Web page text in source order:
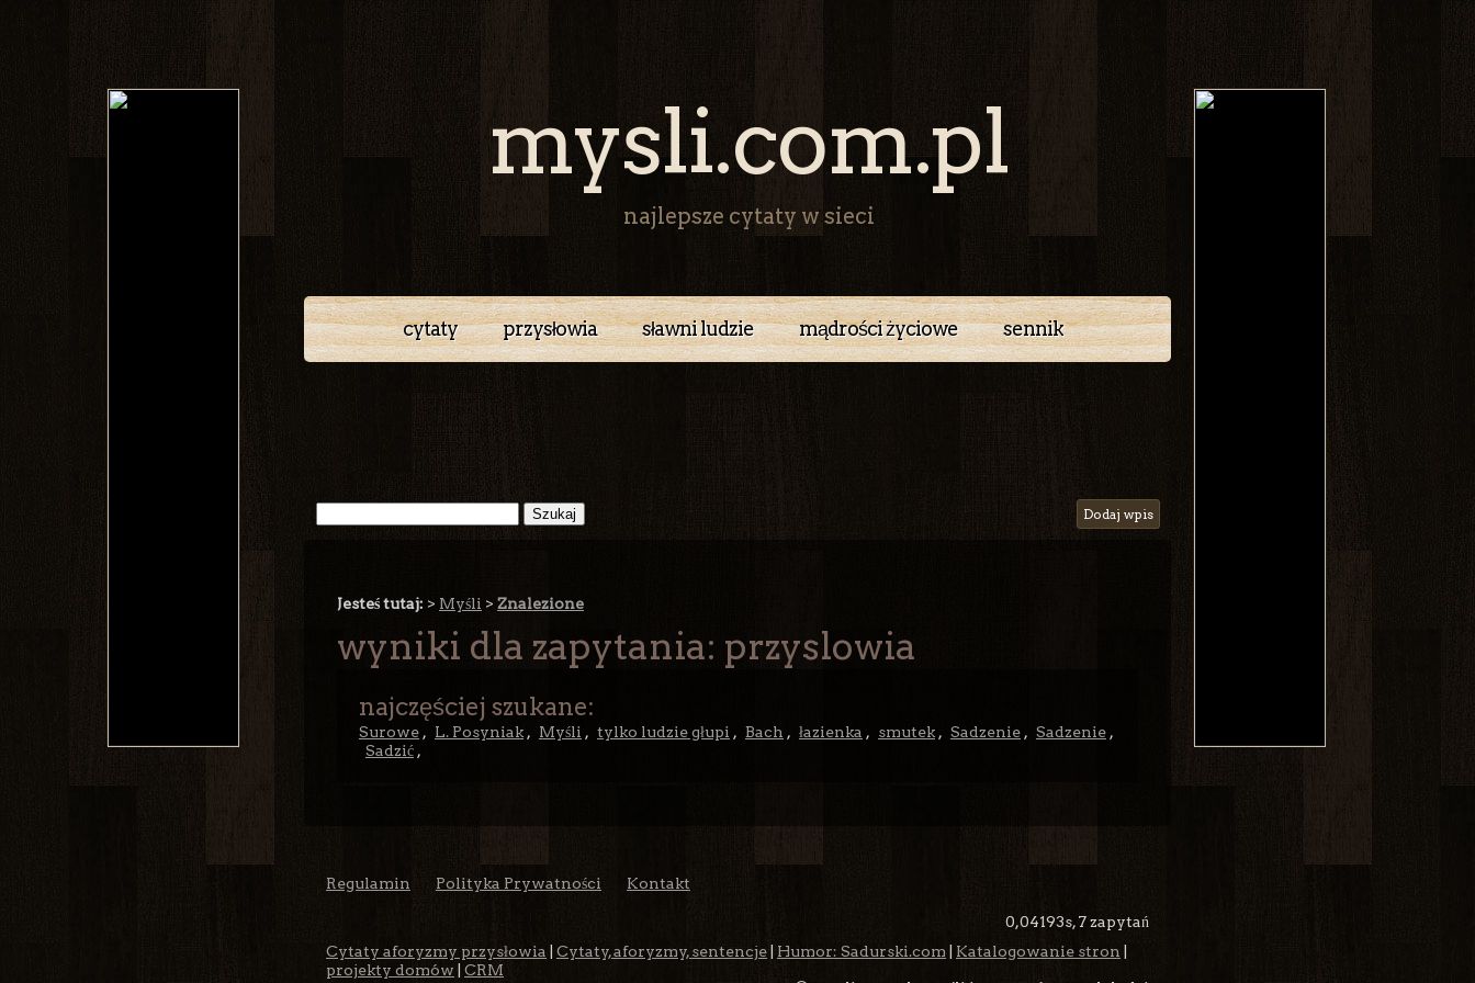
mysli.com.pl
najlepsze cytaty w sieci
cytaty przysłowia sławni ludzie mądrości życiowe sennik
Dodaj wpis
Jesteś tutaj: > Myśli > Znalezione
wyniki dla zapytania: przyslowia
najczęściej szukane:
Surowe , L. Posyniak , Myśli , tylko ludzie głupi , Bach , łazienka , smutek , Sadzenie , Sadzenie ,
Sadzić ,
Regulamin Polityka Prywatności Kontakt
0,04193s,7 zapytań
Cytaty aforyzmy przysłowia
Cytaty, aforyzmy, sentencje Humor: Sadurski.com Katalogowanie stron
projekty domów
CRM